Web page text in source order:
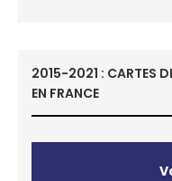
2015-2021 : CARTES
EN FRANCE